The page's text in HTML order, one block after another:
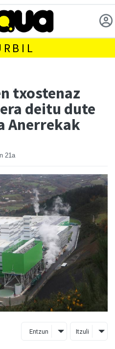
txostenaz
deitu dute
Anerrekak
21a
Entzun Itzuli